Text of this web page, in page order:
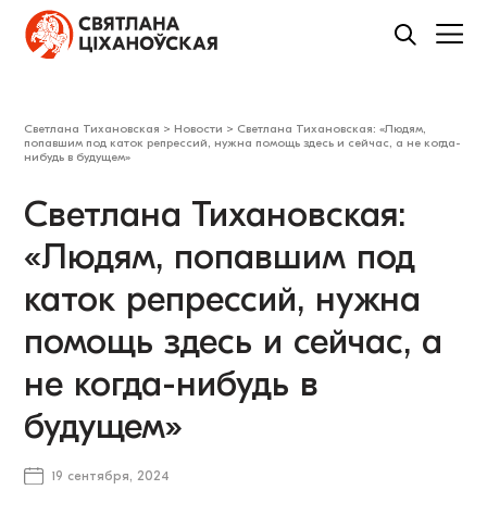
Светлана Тихановская > Новости > Светлана Тихановская: «Людям,
попавшим под каток репрессий, нужна помощь здесь и сейчас, а не когда-
нибудь в будущем»
Светлана Тихановская:
«Людям, попавшим под
каток репрессий, нужна
помощь здесь и сейчас, а
не когда-нибудь в
будущем»
19 сентября, 2024